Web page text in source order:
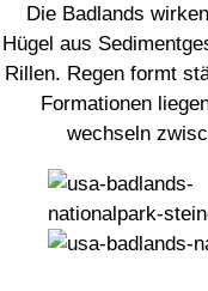
Die Badlands
Hügel aus
Rillen. Regen formt
Formationen
wechseln